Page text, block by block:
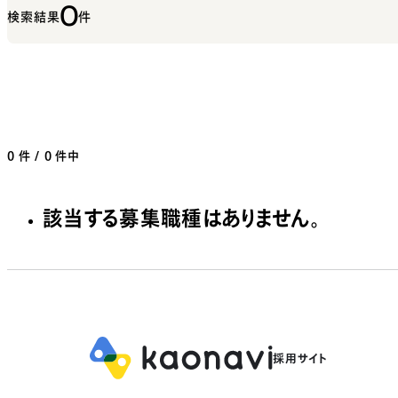
検索結果0件
0 件 / 0 件中
該当する募集職種はありません。